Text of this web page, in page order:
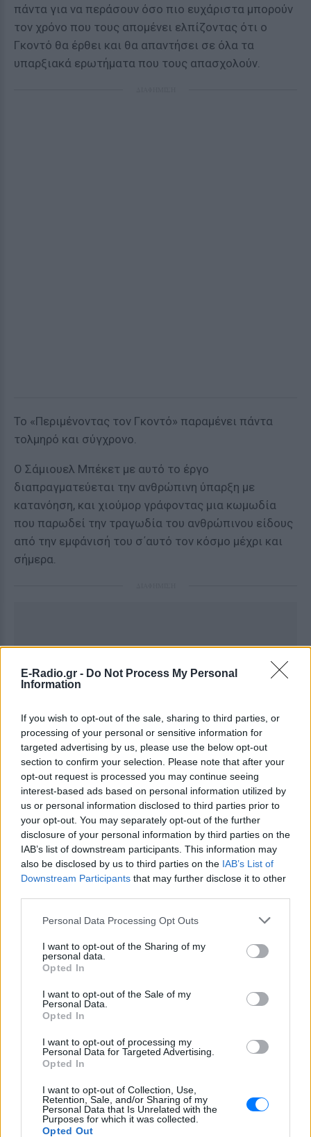
E-Radio.gr - Do Not Process My Personal
Information
If you wish to opt-out of the sale, sharing to third parties, or
processing of your personal or sensitive information for
targeted advertising by us, please use the below opt-out
section to confirm your selection. Please note that after your
opt-out request is processed you may continue seeing
interest-based ads based on personal information utilized by
us or personal information disclosed to third parties prior to
your opt-out. You may separately opt-out of the further
disclosure of your personal information by third parties on the
IAB’s list of downstream participants. This information may
also be disclosed by us to third parties on the IAB’s List of
Downstream Participants that may further disclose it to other
Personal Data Processing Opt Outs
I want to opt-out of the Sharing of my
personal data.
Opted In
I want to opt-out of the Sale of my
Personal Data.
Opted In
I want to opt-out of processing my
Personal Data for Targeted Advertising.
Opted In
I want to opt-out of Collection, Use,
Retention, Sale, and/or Sharing of my
Personal Data that Is Unrelated with the
Purposes for which it was collected.
Opted Out
πάντα για να περάσουν όσο πιο ευχάριστα μπορούν
τον χρόνο που τους απομένει ελπίζοντας ότι ο
Γκοντό θα έρθει και θα απαντήσει σε όλα τα
υπαρξιακά ερωτήματα που τους απασχολούν.
Το «Περιμένοντας τον Γκοντό» παραμένει πάντα
τολμηρό και σύγχρονο.
Ο Σάμιουελ Μπέκετ με αυτό το έργο
διαπραγματεύεται την ανθρώπινη ύπαρξη με
κατανόηση, και χιούμορ γράφοντας μια κωμωδία
που παρωδεί την τραγωδία του ανθρώπινου είδους
από την εμφάνισή του σ΄αυτό τον κόσμο μέχρι και
σήμερα.
Ακολουθήστε το E-Radio.gr στοGoogle News
και μάθετε πρώτοιτα πιο hot νέα
Εσύ μπήκες στο E-Daily.gr; Τα νέα της ημέρας
και ότι σου κάνει κλικ!
Ακολουθήστε το E-Radio.gr και στο Instagram